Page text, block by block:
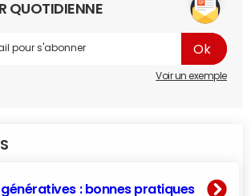
QUOTIDIENNE
Voir un exemple
génératives : bonnes pratiques